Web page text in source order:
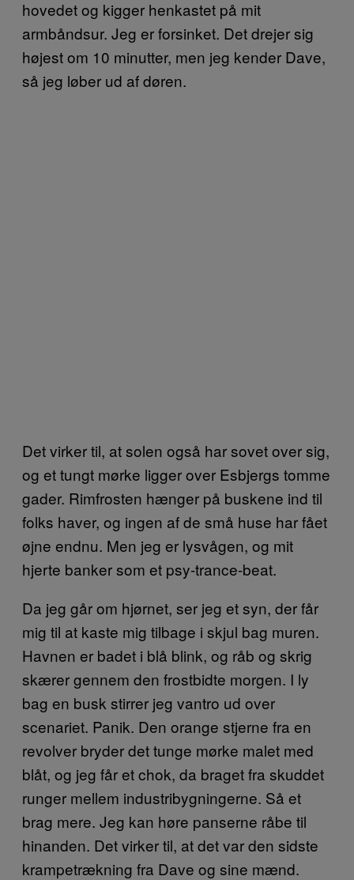
hovedet og kigger henkastet på mit
armbåndsur. Jeg er forsinket. Det drejer sig
højest om 10 minutter, men jeg kender Dave,
så jeg løber ud af døren.
Det virker til, at solen også har sovet over sig,
og et tungt mørke ligger over Esbjergs tomme
gader. Rimfrosten hænger på buskene ind til
folks haver, og ingen af de små huse har fået
øjne endnu. Men jeg er lysvågen, og mit
hjerte banker som et psy-trance-beat.
Da jeg går om hjørnet, ser jeg et syn, der får
mig til at kaste mig tilbage i skjul bag muren.
Havnen er badet i blå blink, og råb og skrig
skærer gennem den frostbidte morgen. I ly
bag en busk stirrer jeg vantro ud over
scenariet. Panik. Den orange stjerne fra en
revolver bryder det tunge mørke malet med
blåt, og jeg får et chok, da braget fra skuddet
runger mellem industribygningerne. Så et
brag mere. Jeg kan høre panserne råbe til
hinanden. Det virker til, at det var den sidste
krampetrækning fra Dave og sine mænd.